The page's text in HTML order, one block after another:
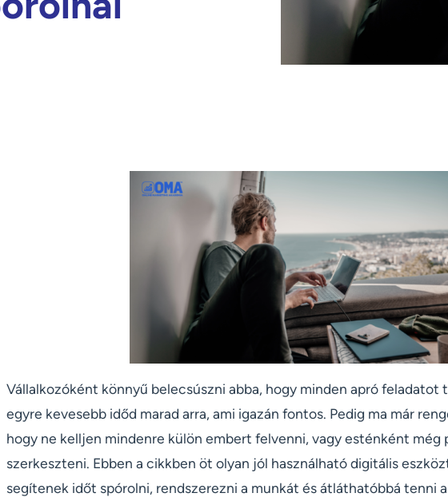
Vállalkozóként könnyű belecsúszni abba, hogy minden apró feladatot
egyre kevesebb időd marad arra, ami igazán fontos. Pedig ma már
hogy ne kelljen mindenre külön embert felvenni, vagy esténként még
szerkeszteni. Ebben a cikkben öt olyan jól használható digitális
segítenek időt spórolni, rendszerezni a munkát és átláthatóbbá tenni